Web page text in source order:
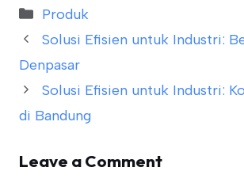
Categories
Produk
Solusi Efisien untuk Industri:
Denpasar
Solusi Efisien untuk Industri:
di Bandung
Leave a Comment